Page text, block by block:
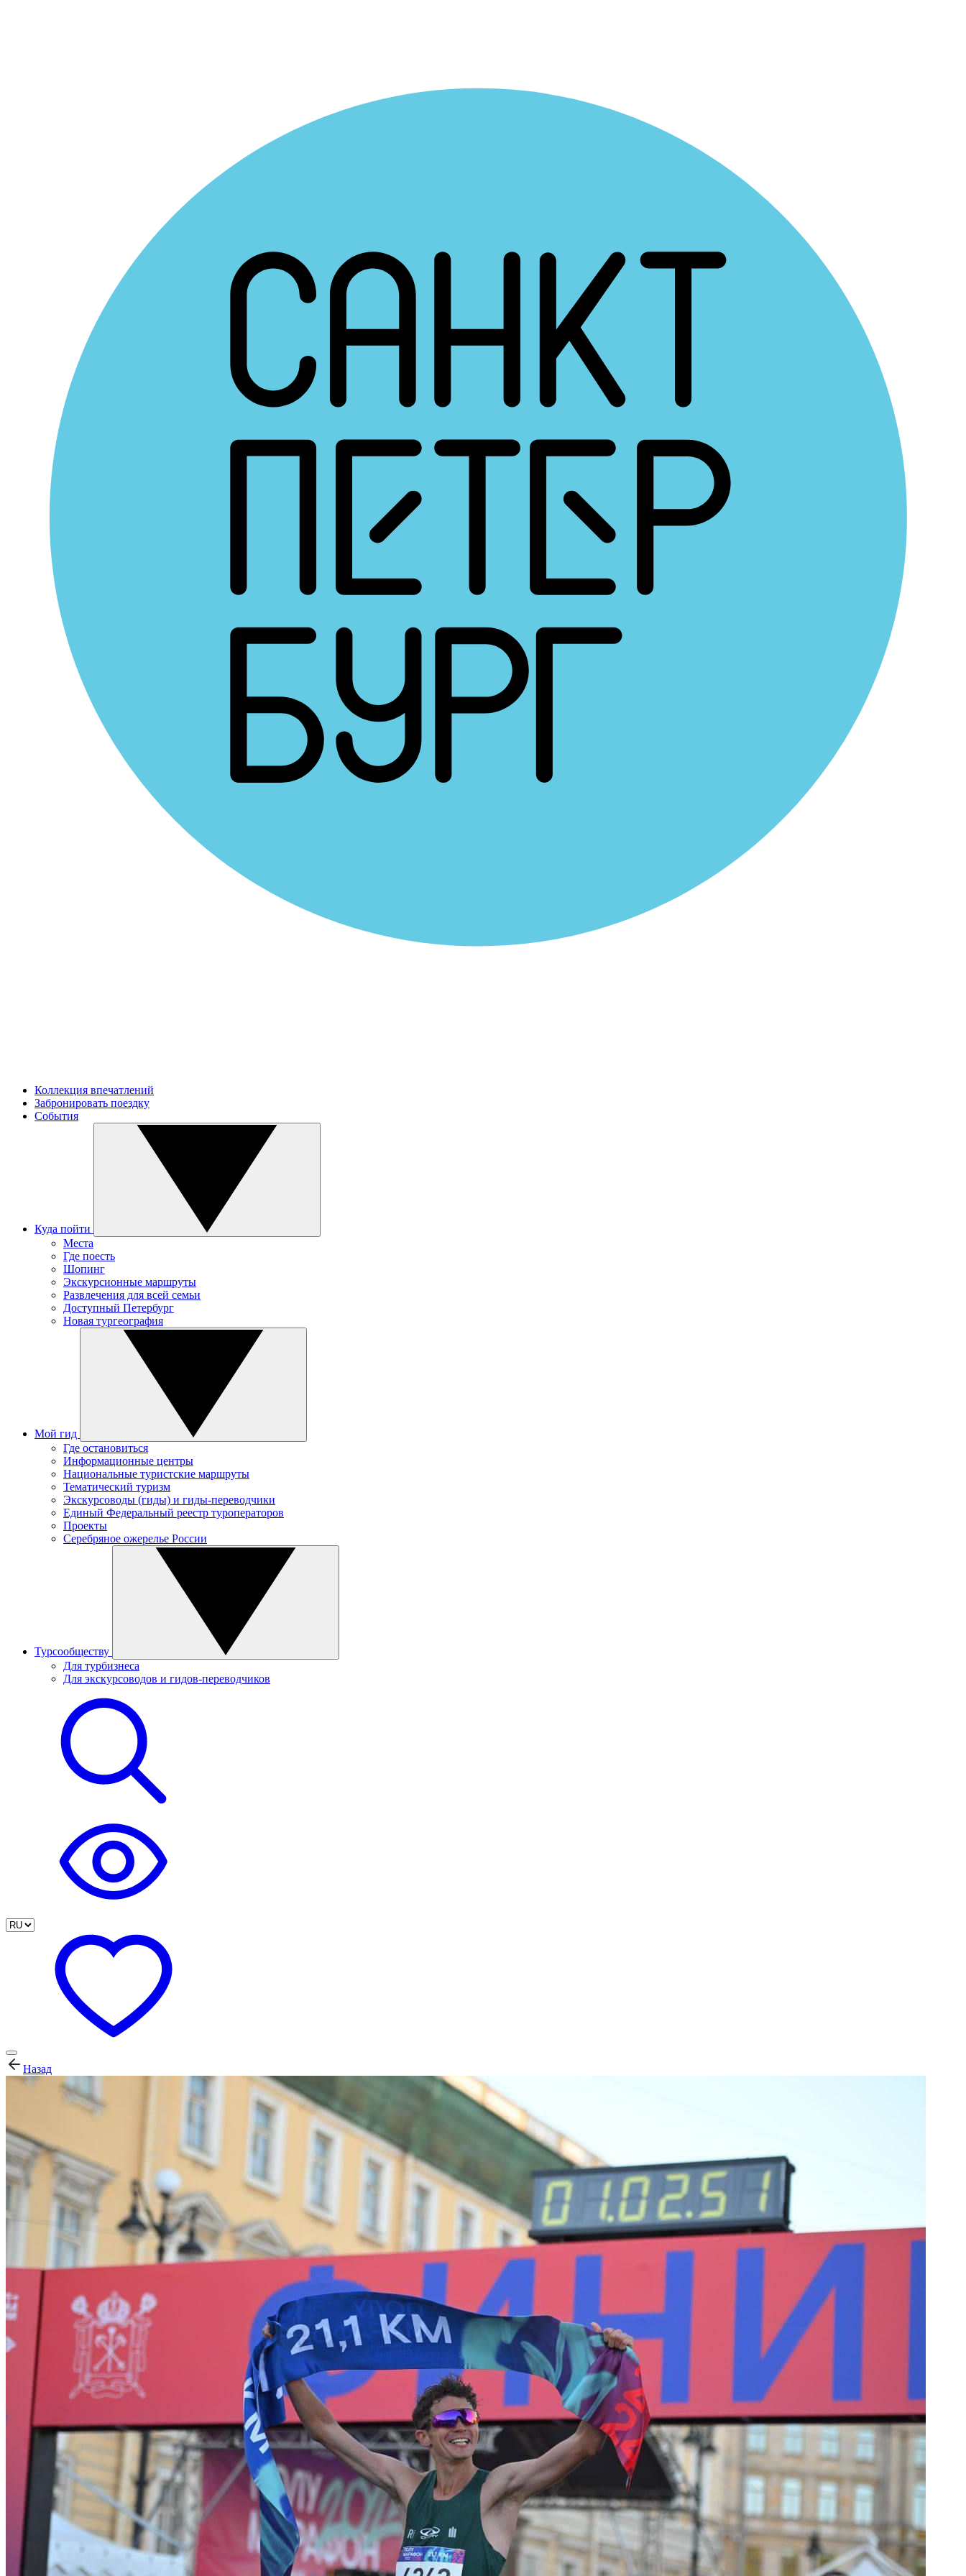
Коллекция впечатлений
Забронировать поездку
События
Куда пойти
Места
Где поесть
Шопинг
Экскурсионные маршруты
Развлечения для всей семьи
Доступный Петербург
Новая тургеография
Мой гид
Где остановиться
Информационные центры
Национальные туристские маршруты
Тематический туризм
Экскурсоводы (гиды) и гиды-переводчики
Единый Федеральный реестр туроператоров
Проекты
Серебряное ожерелье России
Турсообществу
Для турбизнеса
Для экскурсоводов и гидов-переводчиков
Назад